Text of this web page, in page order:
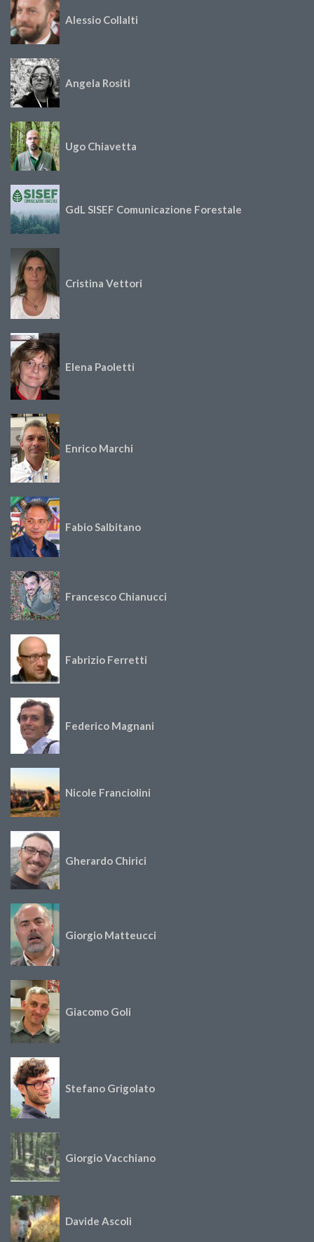
Alessio Collalti
Angela Rositi
Ugo Chiavetta
GdL SISEF Comunicazione Forestale
Cristina Vettori
Elena Paoletti
Enrico Marchi
Fabio Salbitano
Francesco Chianucci
Fabrizio Ferretti
Federico Magnani
Nicole Franciolini
Gherardo Chirici
Giorgio Matteucci
Giacomo Goli
Stefano Grigolato
Giorgio Vacchiano
Davide Ascoli